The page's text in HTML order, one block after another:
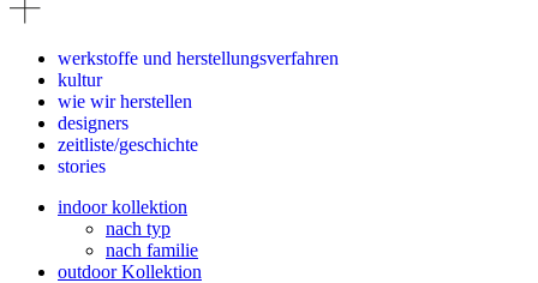
werkstoffe und herstellungsverfahren
kultur
wie wir herstellen
designers
zeitliste/geschichte
stories
indoor kollektion
nach typ
nach familie
outdoor Kollektion